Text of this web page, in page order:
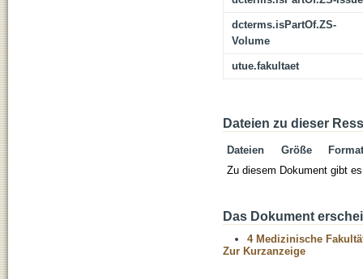
dcterms.isPartOf.ZS-
Volume
utue.fakultaet
Dateien zu dieser
Dateien Größe
Format
Zu diesem Dokument gibt
Das Dokument
4 Medizinische
Zur Kurzanzeige